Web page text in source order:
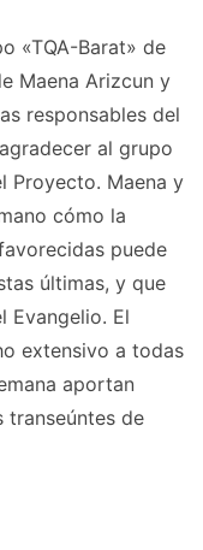
«TQA-Barat» de
Maena Arizcun y
responsables del
al grupo
Proyecto. Maena y
cómo la
puede
últimas, y que
Evangelio. El
extensivo a todas
aportan
transeúntes de